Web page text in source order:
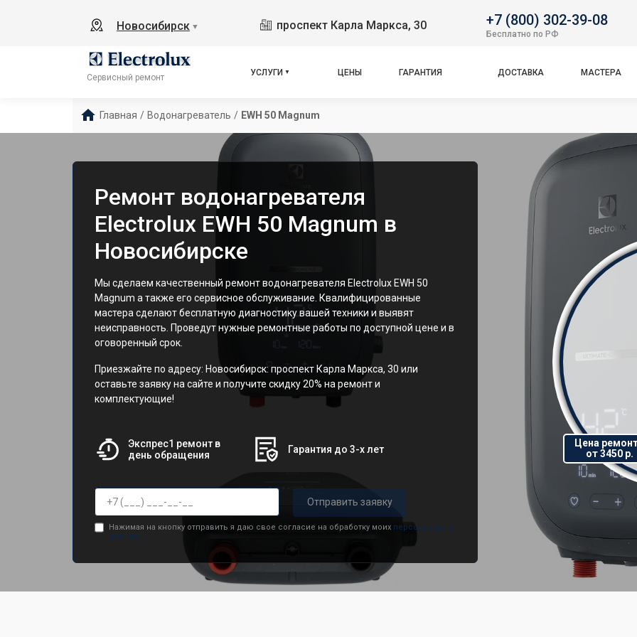
Новосибирск ▼ проспект Карла Маркса, 30 +7 (800) 302-39-08
Бесплатно по РФ
Сервисный ремонт
УСЛУГИ ЦЕНЫ ГАРАНТИЯ ДОСТАВКА МАСТЕРА
Главная / Водонагреватель / EWH 50 Magnum
Ремонт водонагревателя
Electrolux EWH 50 Magnum в
Новосибирске
Мы сделаем качественный ремонт водонагревателя Electrolux EWH 50
Magnum а также его сервисное обслуживание. Квалифицированные
мастера сделают бесплатную диагностику вашей техники и выявят
неисправность. Проведут нужные ремонтные работы по доступной цене и в
оговоренный срок.
Приезжайте по адресу: Новосибирск: проспект Карла Маркса, 30 или
оставьте заявку на сайте и получите скидку 20% на ремонт и
комплектующие!
Экспрес1 ремонт в
день обращения
Гарантия до 3-х лет
Отправить заявку
Нажимая на кнопку отправить я даю свое согласие на обработку моих персональных
данных.
Цена
от 3450 р.